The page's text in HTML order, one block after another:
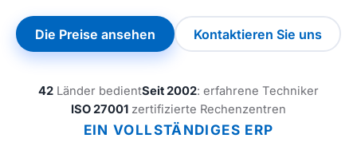
Die Preise ansehen Kontaktieren Sie uns
42 Länder bedientSeit 2002: erfahrene Techniker
ISO 27001 zertifizierte Rechenzentren
EIN VOLLSTÄNDIGES ERP